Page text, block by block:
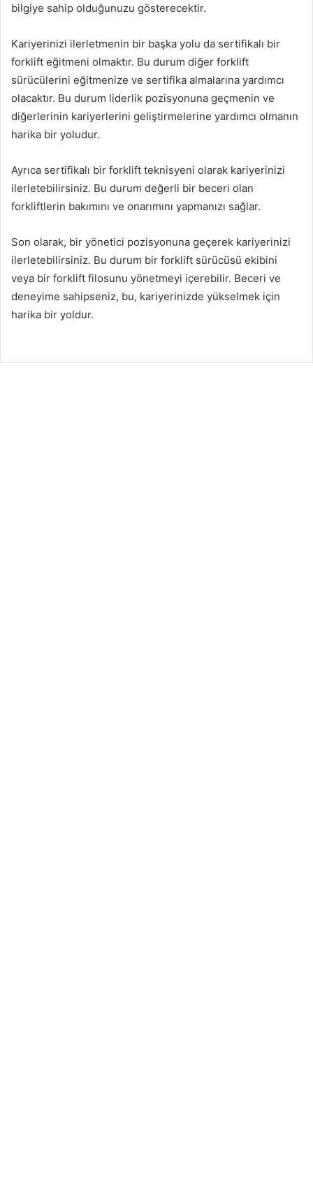
bilgiye sahip olduğunuzu gösterecektir.
Kariyerinizi ilerletmenin bir başka yolu da sertifikalı bir
forklift eğitmeni olmaktır. Bu durum diğer forklift
sürücülerini eğitmenize ve sertifika almalarına yardımcı
olacaktır. Bu durum liderlik pozisyonuna geçmenin ve
diğerlerinin kariyerlerini geliştirmelerine yardımcı olmanın
harika bir yoludur.
Ayrıca sertifikalı bir forklift teknisyeni olarak kariyerinizi
ilerletebilirsiniz. Bu durum değerli bir beceri olan
forkliftlerin bakımını ve onarımını yapmanızı sağlar.
Son olarak, bir yönetici pozisyonuna geçerek kariyerinizi
ilerletebilirsiniz. Bu durum bir forklift sürücüsü ekibini
veya bir forklift filosunu yönetmeyi içerebilir. Beceri ve
deneyime sahipseniz, bu, kariyerinizde yükselmek için
harika bir yoldur.